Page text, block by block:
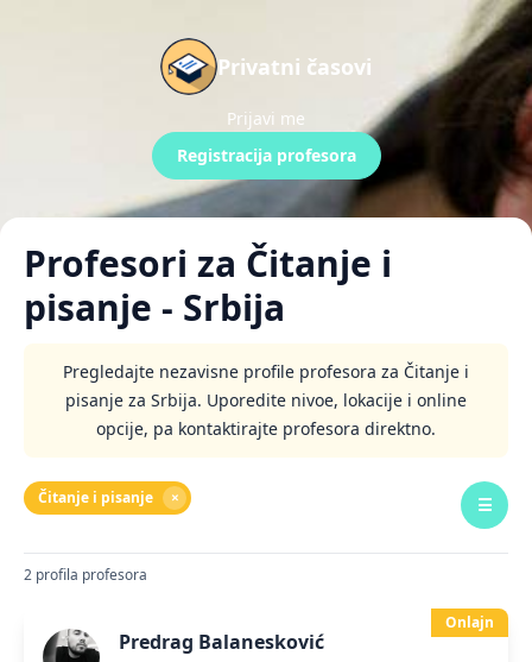
Privatni časovi
Prijavi me
Registracija profesora
Profesori za Čitanje i
pisanje - Srbija
Pregledajte nezavisne profile profesora za Čitanje i
pisanje za Srbija. Uporedite nivoe, lokacije i online
opcije, pa kontaktirajte profesora direktno.
☰
Čitanje i pisanje ×
2 profila profesora
Predrag Balanesković
Onlajn